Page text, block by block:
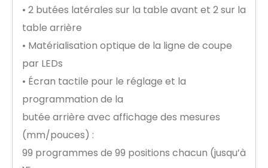
• 2 butées latérales sur la table avant et 2 sur la
table arrière
• Matérialisation optique de la ligne de coupe
par LEDs
• Écran tactile pour le réglage et la
programmation de la
butée arrière avec affichage des mesures
(mm/pouces) :
99 programmes de 99 positions chacun (jusqu’à